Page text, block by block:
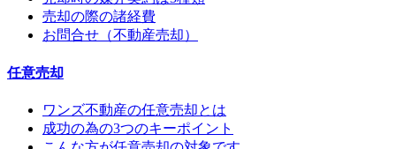
売却の際の諸経費
お問合せ（不動産売却）
任意売却
ワンズ不動産の任意売却とは
成功の為の3つのキーポイント